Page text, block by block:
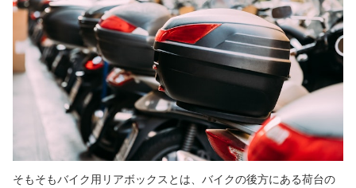
そもそもバイク用リアボックスとは、バイクの後方にある荷台の